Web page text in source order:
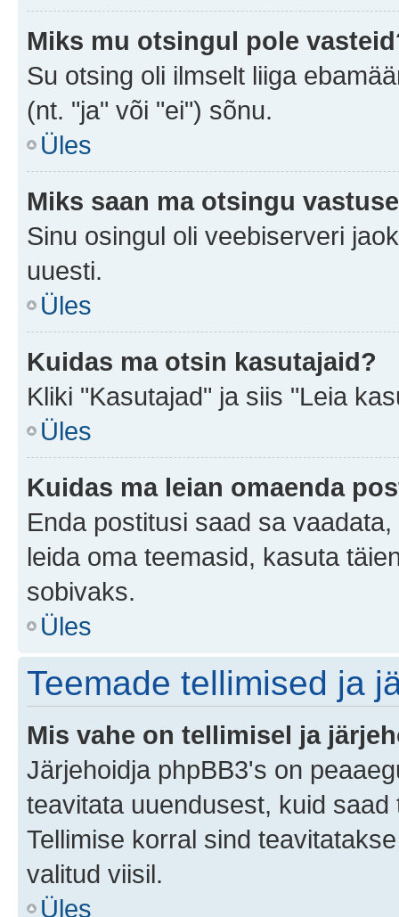
Miks mu otsingul pole
Su otsing oli ilmselt liiga
(nt. "ja" või "ei") sõnu.
Üles
Miks saan ma otsingu
Sinu osingul oli veebiserveri
uuesti.
Üles
Kuidas ma otsin kasutajaid?
Kliki "Kasutajad" ja siis "Leia
Üles
Kuidas ma leian omaenda
Enda postitusi saad sa
leida oma teemasid, kasuta
sobivaks.
Üles
Teemade tellimised ja
Mis vahe on tellimisel ja
Järjehoidja phpBB3's on
teavitata uuendusest, kuid
Tellimise korral sind
valitud viisil.
Üles